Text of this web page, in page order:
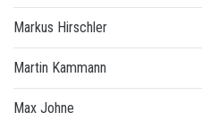
Markus Hirschler
Martin Kammann
Max Johne